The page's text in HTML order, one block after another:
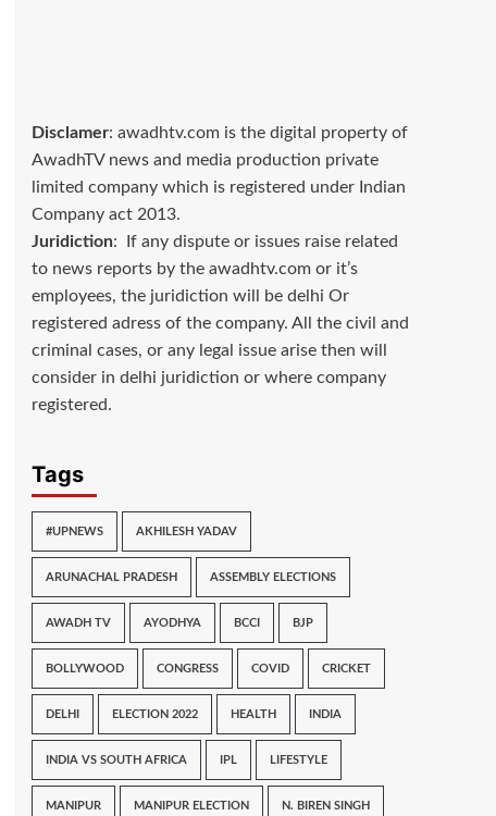
Disclamer: awadhtv.com is the digital property of
AwadhTV news and media production private
limited company which is registered under Indian
Company act 2013.
Juridiction: If any dispute or issues raise related
to news reports by the awadhtv.com or it’s
employees, the juridiction will be delhi Or
registered adress of the company. All the civil and
criminal cases, or any legal issue arise then will
consider in delhi juridiction or where company
registered.
Tags
#UPNEWS AKHILESH YADAV
ARUNACHAL PRADESH ASSEMBLY ELECTIONS
AWADH TV AYODHYA BCCI BJP
BOLLYWOOD CONGRESS COVID CRICKET
DELHI ELECTION 2022 HEALTH INDIA
INDIA VS SOUTH AFRICA IPL LIFESTYLE
MANIPUR MANIPUR ELECTION N. BIREN SINGH